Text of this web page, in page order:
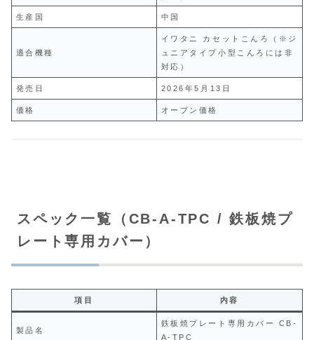
生産国 中国
適合機種
イワタニ カセットこんろ（※ジ
ュニアタイプ小型こんろには非
対応）
発売日 2026年5月13日
価格 オープン価格
スペック一覧（CB-A-TPC / 鉄板焼プ
レート専用カバー）
項目 内容
製品名
鉄板焼プレート専用カバー CB-
A-TPC